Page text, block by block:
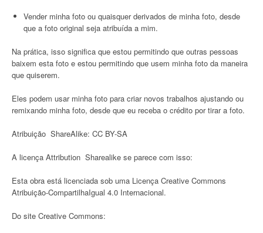
Vender minha foto ou quaisquer derivados de minha foto, desde
que a foto original seja atribuída a mim.
Na prática, isso significa que estou permitindo que outras pessoas
baixem esta foto e estou permitindo que usem minha foto da maneira
que quiserem.
Eles podem usar minha foto para criar novos trabalhos ajustando ou
remixando minha foto, desde que eu receba o crédito por tirar a foto.
Atribuição ShareAlike: CC BY-SA
A licença Attribution Sharealike se parece com isso:
Esta obra está licenciada sob uma Licença Creative Commons
Atribuição-CompartilhaIgual 4.0 Internacional.
Do site Creative Commons: